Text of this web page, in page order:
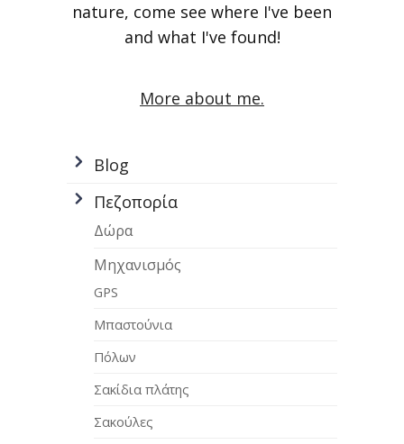
nature, come see where I've been
and what I've found!
More about me.
Blog
Πεζοπορία
Δώρα
Μηχανισμός
GPS
Μπαστούνια
Πόλων
Σακίδια πλάτης
Σακούλες